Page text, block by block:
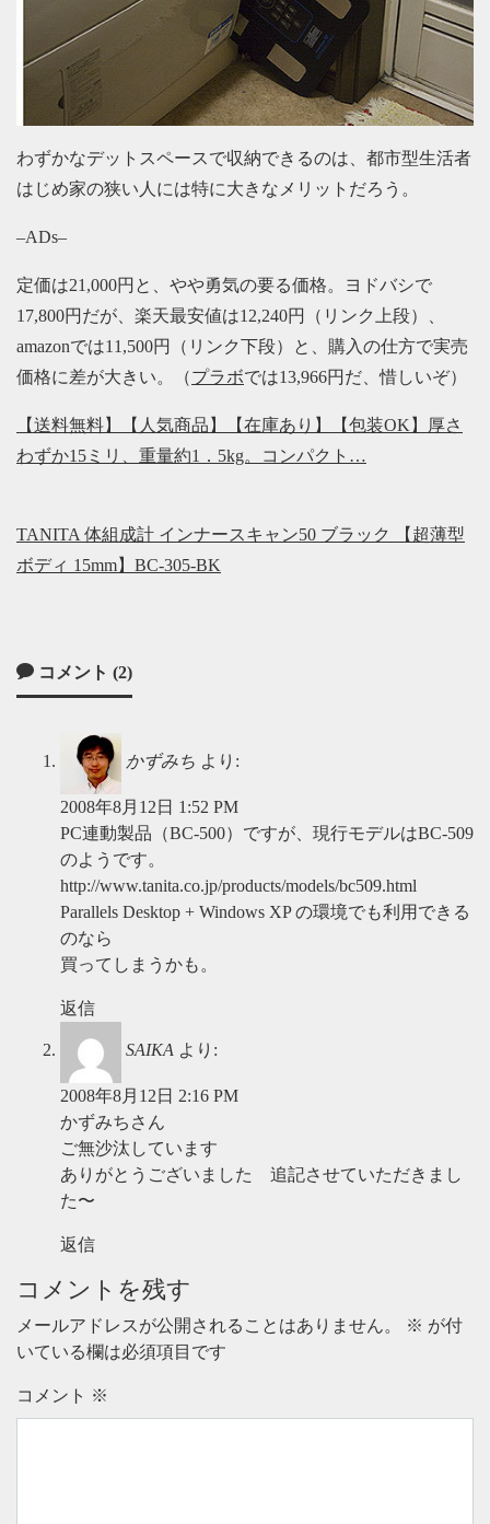
わずかなデットスペースで収納できるのは、都市型生活者
はじめ家の狭い人には特に大きなメリットだろう。
–ADs–
定価は21,000円と、やや勇気の要る価格。ヨドバシで
17,800円だが、楽天最安値は12,240円（リンク上段）、
amazonでは11,500円（リンク下段）と、購入の仕方で実売
価格に差が大きい。（プラボでは13,966円だ、惜しいぞ）
【送料無料】【人気商品】【在庫あり】【包装OK】厚さ
わずか15ミリ、重量約1．5kg。コンパクト…
TANITA 体組成計 インナースキャン50 ブラック 【超薄型
ボディ 15mm】BC-305-BK
コメント (2)
かずみち より:
2008年8月12日 1:52 PM
PC連動製品（BC-500）ですが、現行モデルはBC-509
のようです。
http://www.tanita.co.jp/products/models/bc509.html
Parallels Desktop + Windows XP の環境でも利用できる
のなら
買ってしまうかも。
返信
SAIKA より:
2008年8月12日 2:16 PM
かずみちさん
ご無沙汰しています
ありがとうございました 追記させていただきまし
た〜
返信
コメントを残す
メールアドレスが公開されることはありません。 ※ が付
いている欄は必須項目です
コメント ※